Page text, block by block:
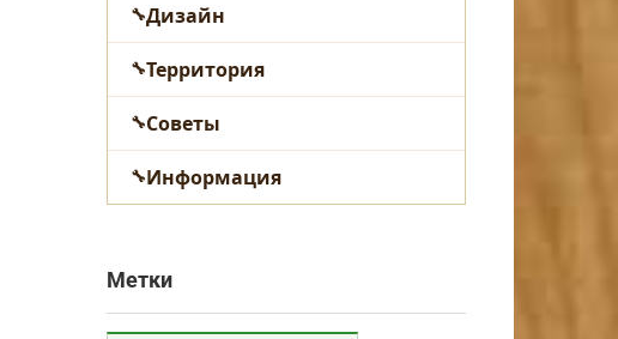
Дизайн
Территория
Советы
Информация
Метки